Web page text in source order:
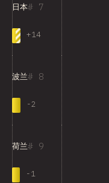
7
日本
+14
8
波兰
-2
9
荷兰
-1